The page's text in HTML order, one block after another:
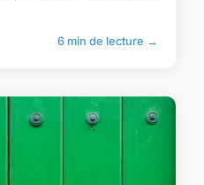
6 min de lecture →